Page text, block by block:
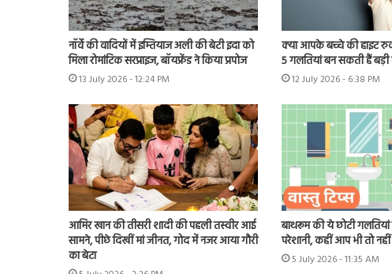
नॉर्वे की वादियों में इम्तियाज अली की बेटी इदा को
मिला रोमांटिक सरप्राइज, बॉयफ्रेंड ने किया प्रपोज
13 July 2026 - 12:24 PM
क्या आपके बच्चे की हाइट
5 गलतियां बन सकती हैं
12 July 2026 - 6:38 PM
आमिर खान की तीसरी शादी की पहली तस्वीर आई
सामने, पीछे दिखीं मां जीनत, गोद में नजर आया गौरी
का बेटा
बाथरूम की ये छोटी
परेशानी, कहीं आप भी तो
5 July 2026 - 11:35 AM